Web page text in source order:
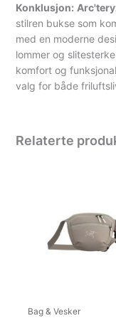
Konklusjon:
stilren bukse som
med en moderne
lommer og
komfort og
valg for både
Relaterte
Bag & Vesker